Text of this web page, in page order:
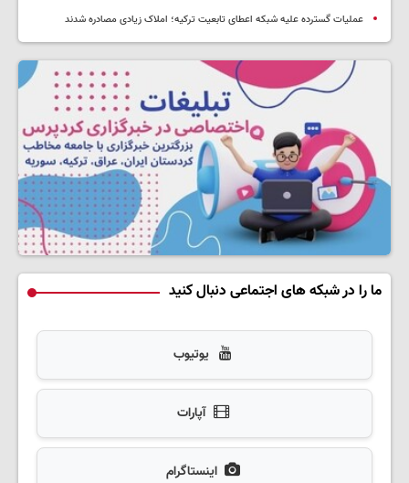
عملیات گسترده علیه شبکه اعطای تابعیت ترکیه؛ املاک زیادی مصادره شدند
ما را در شبکه های اجتماعی دنبال کنید
یوتیوب
آپارات
اینستاگرام